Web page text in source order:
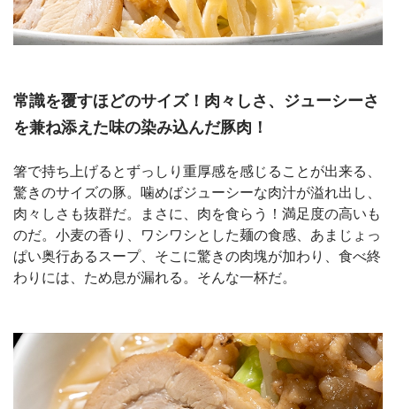
常識を覆すほどのサイズ！肉々しさ、ジューシーさ
を兼ね添えた味の染み込んだ豚肉！
箸で持ち上げるとずっしり重厚感を感じることが出来る、
驚きのサイズの豚。噛めばジューシーな肉汁が溢れ出し、
肉々しさも抜群だ。まさに、肉を食らう！満足度の高いも
のだ。小麦の香り、ワシワシとした麺の食感、あまじょっ
ぱい奥行あるスープ、そこに驚きの肉塊が加わり、食べ終
わりには、ため息が漏れる。そんな一杯だ。